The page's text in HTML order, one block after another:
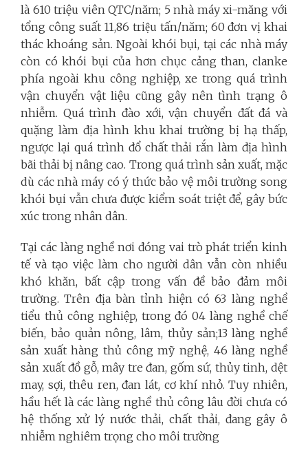
là 610 triệu viên QTC/năm; 5 nhà máy xi-măng với
tổng công suất 11,86 triệu tấn/năm; 60 đơn vị khai
thác khoáng sản. Ngoài khói bụi, tại các nhà máy
còn có khói bụi của hơn chục cảng than, clanke
phía ngoài khu công nghiệp, xe trong quá trình
vận chuyển vật liệu cũng gây nên tình trạng ô
nhiễm. Quá trình đào xới, vận chuyển đất đá và
quặng làm địa hình khu khai trường bị hạ thấp,
ngược lại quá trình đổ chất thải rắn làm địa hình
bãi thải bị nâng cao. Trong quá trình sản xuất, mặc
dù các nhà máy có ý thức bảo vệ môi trường song
khói bụi vẫn chưa được kiểm soát triệt để, gây bức
xúc trong nhân dân.
Tại các làng nghề nơi đóng vai trò phát triển kinh
tế và tạo việc làm cho người dân vẫn còn nhiều
khó khăn, bất cập trong vấn đề bảo đảm môi
trường. Trên địa bàn tỉnh hiện có 63 làng nghề
tiểu thủ công nghiệp, trong đó 04 làng nghề chế
biến, bảo quản nông, lâm, thủy sản;13 làng nghề
sản xuất hàng thủ công mỹ nghệ, 46 làng nghề
sản xuất đồ gỗ, mây tre đan, gốm sứ, thủy tinh, dệt
may, sợi, thêu ren, đan lát, cơ khí nhỏ. Tuy nhiên,
hầu hết là các làng nghề thủ công lâu đời chưa có
hệ thống xử lý nước thải, chất thải, đang gây ô
nhiễm nghiêm trọng cho môi trường